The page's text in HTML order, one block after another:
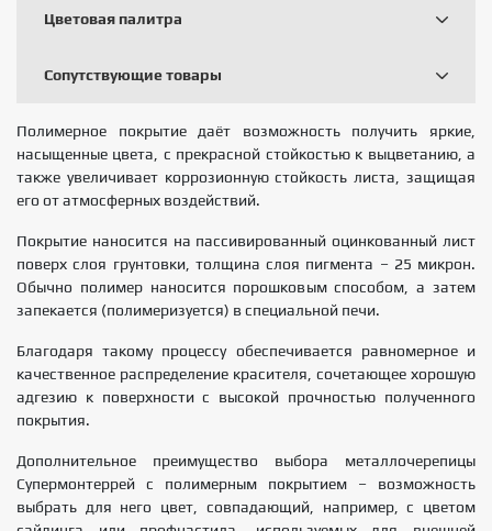
Цветовая палитра
Сопутствующие товары
Полимерное покрытие даёт возможность получить яркие,
насыщенные цвета, с прекрасной стойкостью к выцветанию, а
также увеличивает коррозионную стойкость листа, защищая
его от атмосферных воздействий.
Покрытие наносится на пассивированный оцинкованный лист
поверх слоя грунтовки, толщина слоя пигмента – 25 микрон.
Обычно полимер наносится порошковым способом, а затем
запекается (полимеризуется) в специальной печи.
Благодаря такому процессу обеспечивается равномерное и
качественное распределение красителя, сочетающее хорошую
адгезию к поверхности с высокой прочностью полученного
покрытия.
Дополнительное преимущество выбора металлочерепицы
Супермонтеррей с полимерным покрытием – возможность
выбрать для него цвет, совпадающий, например, с цветом